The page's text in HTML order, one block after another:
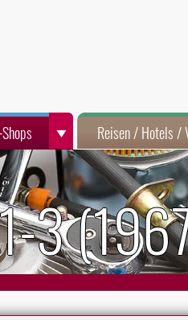
Reisen / Hotels /
3